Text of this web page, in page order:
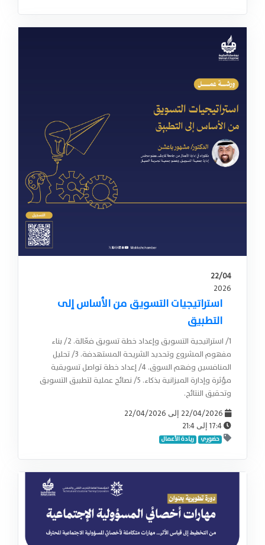
22/04
2026
استراتيجيات التسويق من الأساس إلى
التطبيق
1/ استراتيجية التسويق وإعداد خطة تسويق فعّالة. 2/ بناء
مفهوم المشروع وتحديد الشريحة المستهدفة. 3/ تحليل
المنافسين وفهم السوق. 4/ إعداد خطة تواصل تسويقية
مؤثرة وإدارة الميزانية بذكاء. 5/ نصائح عملية لتطبيق التسويق
وتحقيق النتائج.
22/04/2026
إلى 22/04/2026
17:4
إلى 21:4
حضوري ريادة الأعمال